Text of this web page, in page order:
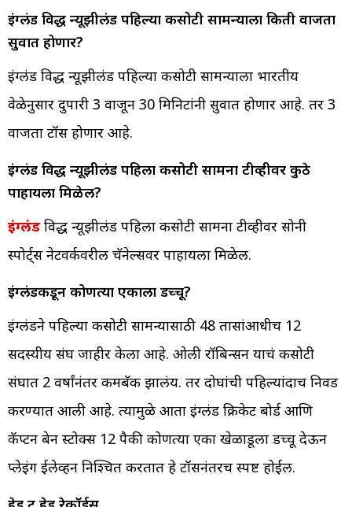
इंग्लंड विरुद्ध न्यूझीलंड पहिल्या कसोटी सामन्याला किती वाजता
सुरुवात होणार?
इंग्लंड विरुद्ध न्यूझीलंड पहिल्या कसोटी सामन्याला भारतीय
वेळेनुसार दुपारी 3 वाजून 30 मिनिटांनी सुरुवात होणार आहे. तर 3
वाजता टॉस होणार आहे.
इंग्लंड विरुद्ध न्यूझीलंड पहिला कसोटी सामना टीव्हीवर कुठे
पाहायला मिळेल?
इंग्लंड विरुद्ध न्यूझीलंड पहिला कसोटी सामना टीव्हीवर सोनी
स्पोर्ट्स नेटवर्कवरील चॅनेल्सवर पाहायला मिळेल.
इंग्लंडकडून कोणत्या एकाला डच्चू?
इंग्लंडने पहिल्या कसोटी सामन्यासाठी 48 तासांआधीच 12
सदस्यीय संघ जाहीर केला आहे. ओली रॉबिन्सन याचं कसोटी
संघात 2 वर्षांनंतर कमबॅक झालंय. तर दोघांची पहिल्यांदाच निवड
करण्यात आली आहे. त्यामुळे आता इंग्लंड क्रिकेट बोर्ड आणि
कॅप्टन बेन स्टोक्स 12 पैकी कोणत्या एका खेळाडूला डच्चू देऊन
प्लेइंग ईलेव्हन निश्चित करतात हे टॉसनंतरच स्पष्ट होईल.